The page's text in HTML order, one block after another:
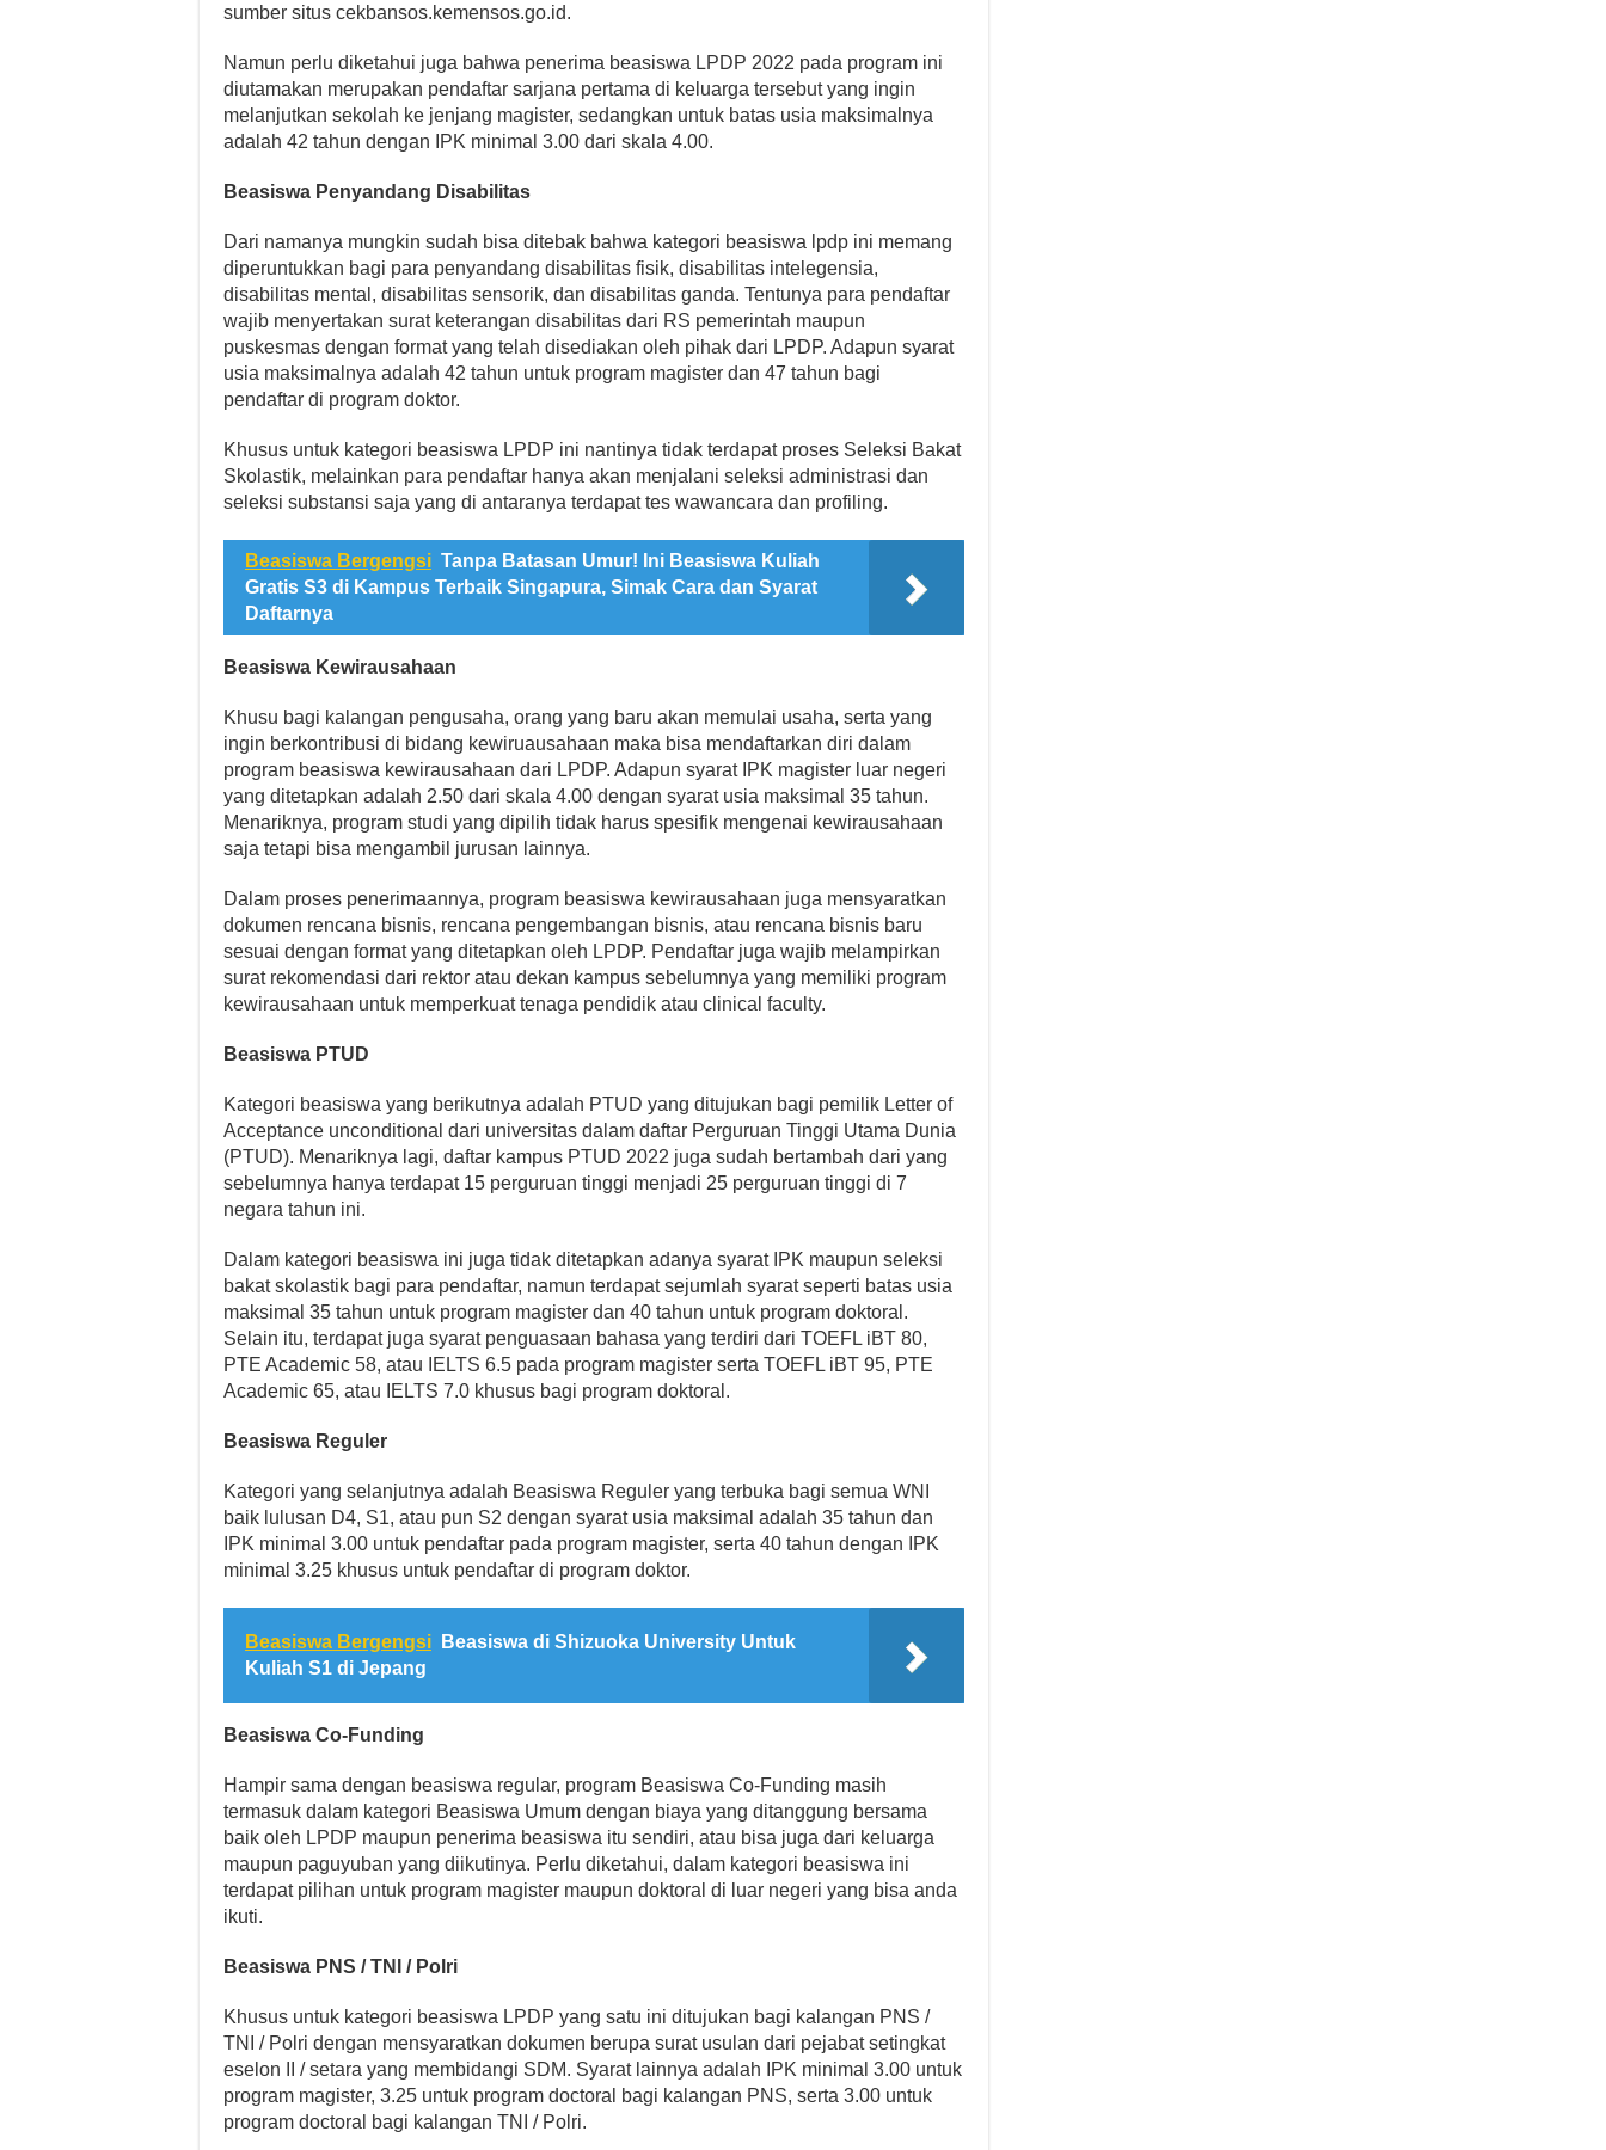
sumber situs cekbansos.kemensos.go.id.
Namun perlu diketahui juga bahwa penerima beasiswa LPDP 2022 pada program ini
diutamakan merupakan pendaftar sarjana pertama di keluarga tersebut yang ingin
melanjutkan sekolah ke jenjang magister, sedangkan untuk batas usia maksimalnya
adalah 42 tahun dengan IPK minimal 3.00 dari skala 4.00.
Beasiswa Penyandang Disabilitas
Dari namanya mungkin sudah bisa ditebak bahwa kategori beasiswa lpdp ini memang
diperuntukkan bagi para penyandang disabilitas fisik, disabilitas intelegensia,
disabilitas mental, disabilitas sensorik, dan disabilitas ganda. Tentunya para pendaftar
wajib menyertakan surat keterangan disabilitas dari RS pemerintah maupun
puskesmas dengan format yang telah disediakan oleh pihak dari LPDP. Adapun syarat
usia maksimalnya adalah 42 tahun untuk program magister dan 47 tahun bagi
pendaftar di program doktor.
Khusus untuk kategori beasiswa LPDP ini nantinya tidak terdapat proses Seleksi Bakat
Skolastik, melainkan para pendaftar hanya akan menjalani seleksi administrasi dan
seleksi substansi saja yang di antaranya terdapat tes wawancara dan profiling.
Beasiswa Bergengsi Tanpa Batasan Umur! Ini Beasiswa Kuliah
Gratis S3 di Kampus Terbaik Singapura, Simak Cara dan Syarat
Daftarnya
Beasiswa Kewirausahaan
Khusu bagi kalangan pengusaha, orang yang baru akan memulai usaha, serta yang
ingin berkontribusi di bidang kewiruausahaan maka bisa mendaftarkan diri dalam
program beasiswa kewirausahaan dari LPDP. Adapun syarat IPK magister luar negeri
yang ditetapkan adalah 2.50 dari skala 4.00 dengan syarat usia maksimal 35 tahun.
Menariknya, program studi yang dipilih tidak harus spesifik mengenai kewirausahaan
saja tetapi bisa mengambil jurusan lainnya.
Dalam proses penerimaannya, program beasiswa kewirausahaan juga mensyaratkan
dokumen rencana bisnis, rencana pengembangan bisnis, atau rencana bisnis baru
sesuai dengan format yang ditetapkan oleh LPDP. Pendaftar juga wajib melampirkan
surat rekomendasi dari rektor atau dekan kampus sebelumnya yang memiliki program
kewirausahaan untuk memperkuat tenaga pendidik atau clinical faculty.
Beasiswa PTUD
Kategori beasiswa yang berikutnya adalah PTUD yang ditujukan bagi pemilik Letter of
Acceptance unconditional dari universitas dalam daftar Perguruan Tinggi Utama Dunia
(PTUD). Menariknya lagi, daftar kampus PTUD 2022 juga sudah bertambah dari yang
sebelumnya hanya terdapat 15 perguruan tinggi menjadi 25 perguruan tinggi di 7
negara tahun ini.
Dalam kategori beasiswa ini juga tidak ditetapkan adanya syarat IPK maupun seleksi
bakat skolastik bagi para pendaftar, namun terdapat sejumlah syarat seperti batas usia
maksimal 35 tahun untuk program magister dan 40 tahun untuk program doktoral.
Selain itu, terdapat juga syarat penguasaan bahasa yang terdiri dari TOEFL iBT 80,
PTE Academic 58, atau IELTS 6.5 pada program magister serta TOEFL iBT 95, PTE
Academic 65, atau IELTS 7.0 khusus bagi program doktoral.
Beasiswa Reguler
Kategori yang selanjutnya adalah Beasiswa Reguler yang terbuka bagi semua WNI
baik lulusan D4, S1, atau pun S2 dengan syarat usia maksimal adalah 35 tahun dan
IPK minimal 3.00 untuk pendaftar pada program magister, serta 40 tahun dengan IPK
minimal 3.25 khusus untuk pendaftar di program doktor.
Beasiswa Bergengsi
Beasiswa di Shizuoka University Untuk
Kuliah S1 di Jepang
Beasiswa Co-Funding
Hampir sama dengan beasiswa regular, program Beasiswa Co-Funding masih
termasuk dalam kategori Beasiswa Umum dengan biaya yang ditanggung bersama
baik oleh LPDP maupun penerima beasiswa itu sendiri, atau bisa juga dari keluarga
maupun paguyuban yang diikutinya. Perlu diketahui, dalam kategori beasiswa ini
terdapat pilihan untuk program magister maupun doktoral di luar negeri yang bisa anda
ikuti.
Beasiswa PNS / TNI / Polri
Khusus untuk kategori beasiswa LPDP yang satu ini ditujukan bagi kalangan PNS /
TNI / Polri dengan mensyaratkan dokumen berupa surat usulan dari pejabat setingkat
eselon II / setara yang membidangi SDM. Syarat lainnya adalah IPK minimal 3.00 untuk
program magister, 3.25 untuk program doctoral bagi kalangan PNS, serta 3.00 untuk
program doctoral bagi kalangan TNI / Polri.